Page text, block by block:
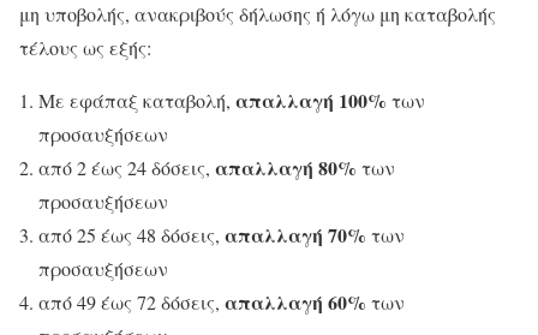
μη υποβολής, ανακριβούς δήλωσης ή λόγω μη καταβολής
τέλους ως εξής:
Με εφάπαξ καταβολή, απαλλαγή 100% των
προσαυξήσεων
από 2 έως 24 δόσεις, απαλλαγή 80% των
προσαυξήσεων
από 25 έως 48 δόσεις, απαλλαγή 70% των
προσαυξήσεων
από 49 έως 72 δόσεις, απαλλαγή 60% των